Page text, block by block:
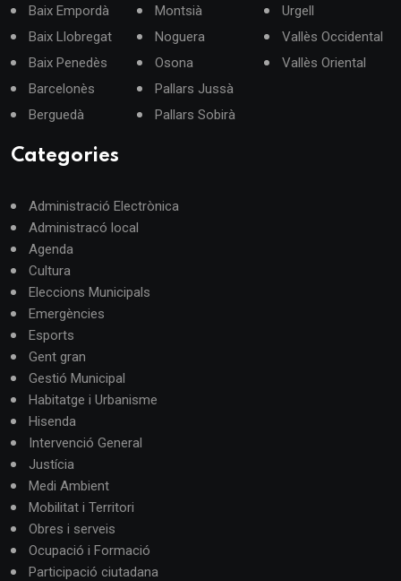
Baix Empordà
Baix Llobregat
Baix Penedès
Barcelonès
Berguedà
Montsià
Noguera
Osona
Pallars Jussà
Pallars Sobirà
Urgell
Vallès Occidental
Vallès Oriental
Categories
Administració Electrònica
Administracó local
Agenda
Cultura
Eleccions Municipals
Emergències
Esports
Gent gran
Gestió Municipal
Habitatge i Urbanisme
Hisenda
Intervenció General
Justícia
Medi Ambient
Mobilitat i Territori
Obres i serveis
Ocupació i Formació
Participació ciutadana